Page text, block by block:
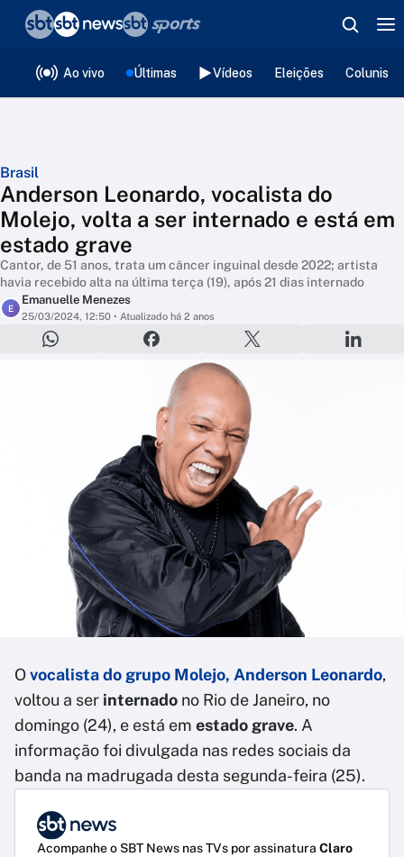
Ao vivo Últimas Vídeos Eleições
Brasil
Anderson Leonardo, vocalista do
Molejo, volta a ser internado e está em
estado grave
Cantor, de 51 anos, trata um câncer inguinal desde 2022; artista
havia recebido alta na última terça (19), após 21 dias internado
E
Emanuelle Menezes
25/03/2024, 12:50 • Atualizado há 2 anos
Ovocalista do grupo Molejo, Anderson Leonardo,
voltou a ser internado no Rio de Janeiro, no
domingo (24), e está em estado grave. A
informação foi divulgada nas redes sociais da
banda na madrugada desta segunda-feira (25).
Acompanhe o SBT News nas TVs por assinatura Claro
❮voltar
Editorias